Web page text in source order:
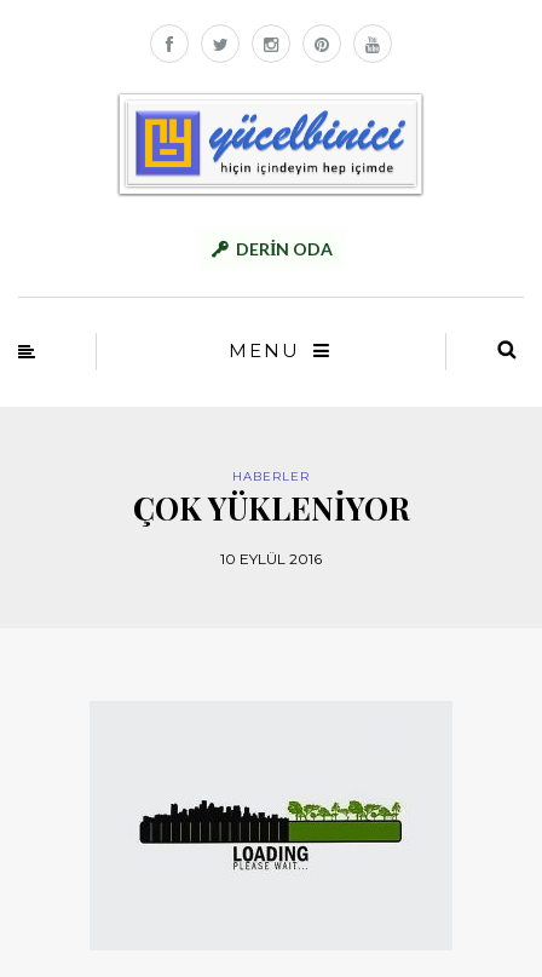
DERİN ODA
MENU
HABERLER
ÇOK YÜKLENİYOR
10 EYLÜL 2016